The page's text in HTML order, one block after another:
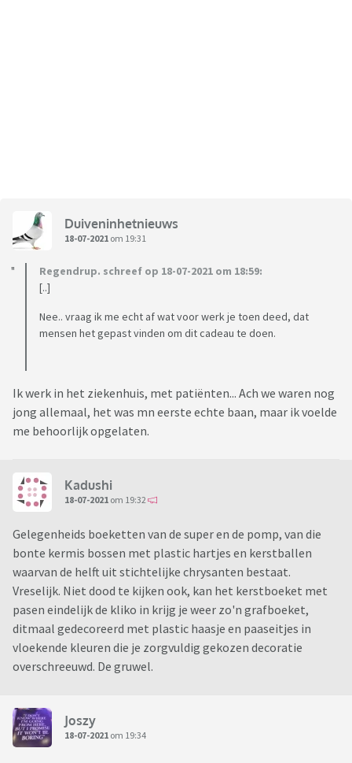
Duiveninhetnieuws
18-07-2021 om 19:31
Regendrup. schreef op 18-07-2021 om 18:59:
[..]
Nee.. vraag ik me echt af wat voor werk je toen deed, dat
mensen het gepast vinden om dit cadeau te doen.
Ik werk in het ziekenhuis, met patiënten... Ach we waren nog
jong allemaal, het was mn eerste echte baan, maar ik voelde
me behoorlijk opgelaten.
Kadushi
18-07-2021 om 19:32
Gelegenheids boeketten van de super en de pomp, van die
bonte kermis bossen met plastic hartjes en kerstballen
waarvan de helft uit stichtelijke chrysanten bestaat.
Vreselijk. Niet dood te kijken ook, kan het kerstboeket met
pasen eindelijk de kliko in krijg je weer zo'n grafboeket,
ditmaal gedecoreerd met plastic haasje en paaseitjes in
vloekende kleuren die je zorgvuldig gekozen decoratie
overschreeuwd. De gruwel.
Joszy
18-07-2021 om 19:34